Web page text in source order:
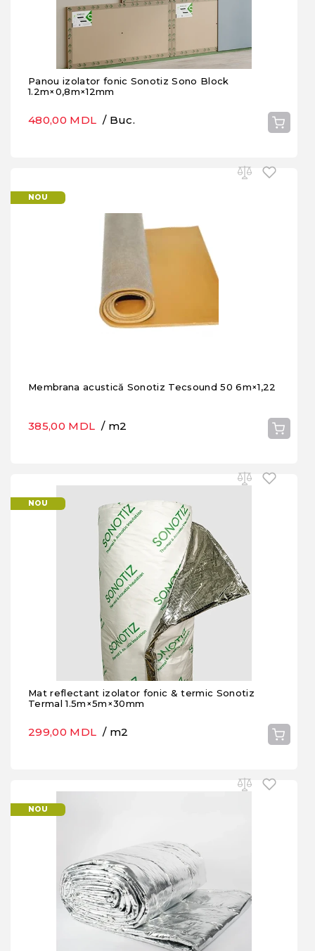
Panou izolator fonic Sonotiz Sono Block
1.2m×0,8m×12mm
480,00 MDL / Buc.
NOU
Membrana acustică Sonotiz Tecsound 50 6m×1,22
385,00 MDL / m2
NOU
Mat reflectant izolator fonic & termic Sonotiz
Termal 1.5m×5m×30mm
299,00 MDL / m2
NOU